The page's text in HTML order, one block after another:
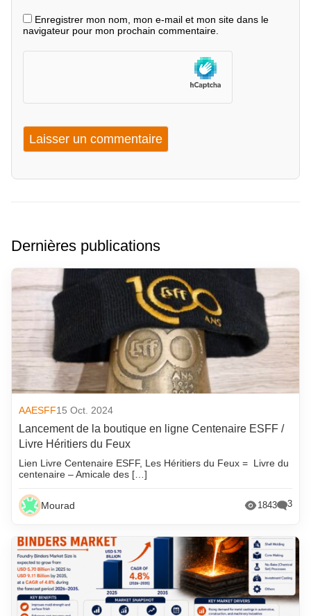
Enregistrer mon nom, mon e-mail et mon site dans le
navigateur pour mon prochain commentaire.
Dernières publications
AAESFF15 Oct. 2024
Lancement de la boutique en ligne Centenaire ESFF /
Livre Héritiers du Feux
Lien Livre Centenaire ESFF, Les Héritiers du Feux = Livre du
centenaire – Amicale des […]
Mourad 1843 3